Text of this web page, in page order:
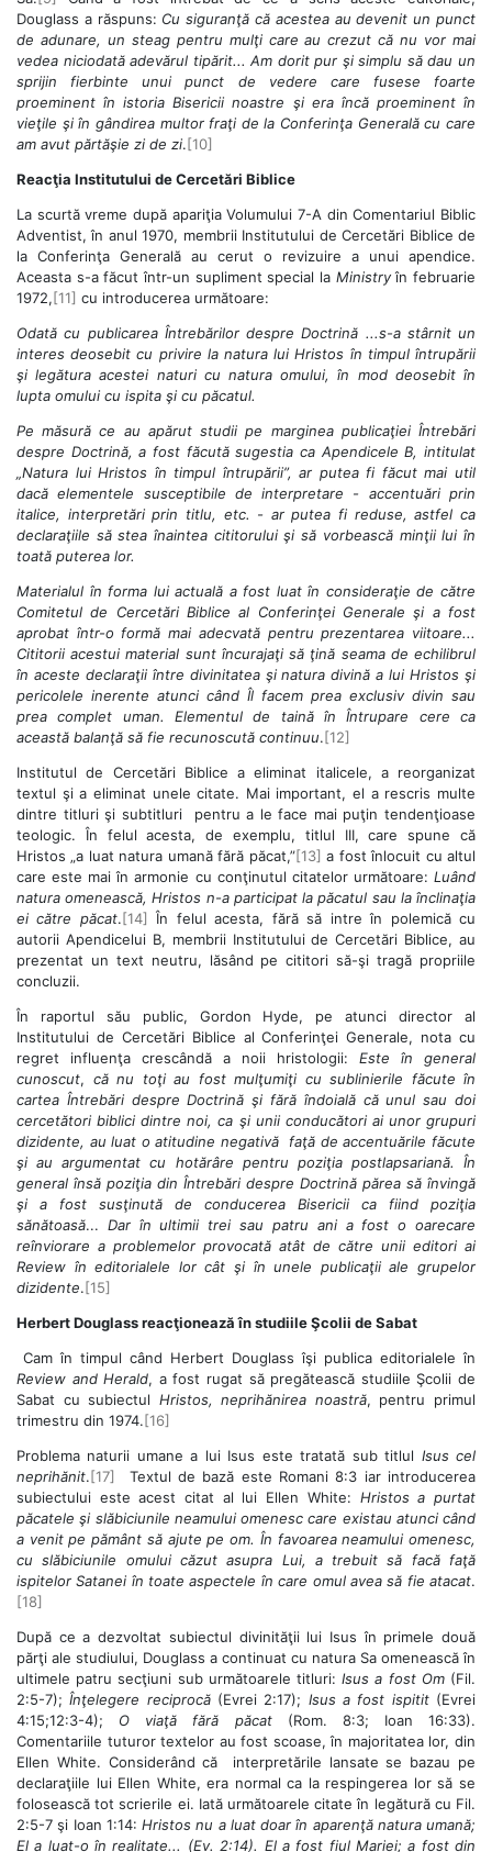
Douglass a răspuns: Cu siguranţă că acestea au devenit un punct
de adunare, un steag pentru mulţi care au crezut că nu vor mai
vedea niciodată adevărul tipărit... Am dorit pur şi simplu să dau un
sprijin fierbinte unui punct de vedere care fusese foarte
proeminent în istoria Bisericii noastre şi era încă proeminent în
vieţile şi în gândirea multor fraţi de la Conferinţa Generală cu care
am avut părtăşie zi de zi.[10]
Reacţia Institutului de Cercetări Biblice
La scurtă vreme după apariţia Volumului 7-A din Comentariul Biblic
Adventist, în anul 1970, membrii Institutului de Cercetări Biblice de
la Conferinţa Generală au cerut o revizuire a unui apendice.
Aceasta s-a făcut într-un supliment special la Ministryîn februarie
1972,[11] cu introducerea următoare:
Odată cu publicarea Întrebărilor despre Doctrină ...s-a stârnit un
interes deosebit cu privire la natura lui Hristos în timpul întrupării
şi legătura acestei naturi cu natura omului, în mod deosebit în
lupta omului cu ispita şi cu păcatul.
Pe măsură ce au apărut studii pe marginea publicaţiei Întrebări
despre Doctrină, a fost făcută sugestia ca Apendicele B, intitulat
„Natura lui Hristos în timpul întrupării”, ar putea fi făcut mai util
dacă elementele susceptibile de interpretare - accentuări prin
italice, interpretări prin titlu, etc. - ar putea fi reduse, astfel ca
declaraţiile să stea înaintea cititorului şi să vorbească minţii lui în
toată puterea lor.
Materialul în forma lui actuală a fost luat în consideraţie de către
Comitetul de Cercetări Biblice al Conferinţei Generale şi a fost
aprobat într-o formă mai adecvată pentru prezentarea viitoare...
Cititorii acestui material sunt încurajaţi să ţină seama de echilibrul
în aceste declaraţii între divinitatea şi natura divină a lui Hristos şi
pericolele inerente atunci când Îl facem prea exclusiv divin sau
prea complet uman. Elementul de taină în Întrupare cere ca
această balanţă să fie recunoscută continuu.[12]
Institutul de Cercetări Biblice a eliminat italicele, a reorganizat
textul şi a eliminat unele citate. Mai important, el a rescris multe
dintre titluri şi subtitluri pentru a le face mai puţin tendenţioase
teologic. În felul acesta, de exemplu, titlul III, care spune că
Hristos „a luat natura umană fără păcat,”[13] a fost înlocuit cu altul
care este mai în armonie cu conţinutul citatelor următoare: Luând
natura omenească, Hristos n-a participat la păcatul sau la înclinaţia
ei către păcat.[14] În felul acesta, fără să intre în polemică cu
autorii Apendicelui B, membrii Institutului de Cercetări Biblice, au
prezentat un text neutru, lăsând pe cititori să-şi tragă propriile
concluzii.
În raportul său public, Gordon Hyde, pe atunci director al
Institutului de Cercetări Biblice al Conferinţei Generale, nota cu
regret influenţa crescândă a noii hristologii: Este în general
cunoscut, că nu toţi au fost mulţumiţi cu sublinierile făcute în
cartea Întrebări despre Doctrină şi fără îndoială că unul sau doi
cercetători biblici dintre noi, ca şi unii conducători ai unor grupuri
dizidente, au luat o atitudine negativă faţă de accentuările făcute
şi au argumentat cu hotărâre pentru poziţia postlapsariană. În
general însă poziţia din Întrebări despre Doctrină părea să învingă
şi a fost susţinută de conducerea Bisericii ca fiind poziţia
sănătoasă... Dar în ultimii trei sau patru ani a fost o oarecare
reînviorare a problemelor provocată atât de către unii editori ai
Review în editorialele lor cât şi în unele publicaţii ale grupelor
dizidente.[15]
Herbert Douglass reacţionează în studiile Şcolii de Sabat
Cam în timpul când Herbert Douglass îşi publica editorialele în
Review and Herald, a fost rugat să pregătească studiile Şcolii de
Sabat cu subiectul Hristos, neprihănirea noastră, pentru primul
trimestru din 1974.[16]
Problema naturii umane a lui Isus este tratată sub titlul Isus cel
neprihănit.[17]
Textul de bază este Romani 8:3 iar introducerea
subiectului este acest citat al lui Ellen White: Hristos a purtat
păcatele şi slăbiciunile neamului omenesc care existau atunci când
a venit pe pământ să ajute pe om. În favoarea neamului omenesc,
cu slăbiciunile omului căzut asupra Lui, a trebuit să facă faţă
ispitelor Satanei în toate aspectele în care omul avea să fie atacat.
[18]
După ce a dezvoltat subiectul divinităţii lui Isus în primele două
părţi ale studiului, Douglass a continuat cu natura Sa omenească în
ultimele patru secţiuni sub următoarele titluri:Isus a fost Om(Fil.
2:5-7);Înţelegere reciprocă(Evrei 2:17); Isus a fost ispitit(Evrei
4:15;12:3-4); O viaţă fără păcat(Rom. 8:3; Ioan 16:33).
Comentariile tuturor textelor au fost scoase, în majoritatea lor, din
Ellen White. Considerând că interpretările lansate se bazau pe
declaraţiile lui Ellen White, era normal ca la respingerea lor să se
folosească tot scrierile ei. Iată următoarele citate în legătură cu Fil.
2:5-7 şi Ioan 1:14: Hristos nu a luat doar în aparenţă natura umană;
El a luat-o în realitate... (Ev. 2:14). El a fost fiul Mariei; a fost din